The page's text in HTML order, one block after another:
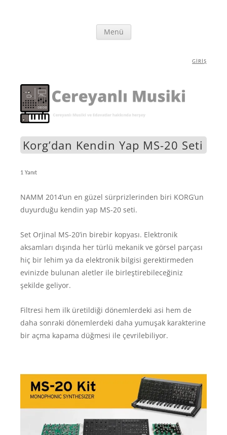
Cereyanlı Musiki
Synthesizer ve Elektronik Müzik Ekipmanları hakkında herşey
Menü
GIRIŞ
Korg’dan Kendin Yap MS-20 Seti
1 Yanıt
NAMM 2014’un en güzel sürprizlerinden biri KORG’un
duyurduğu kendin yap MS-20 seti.
Set Orjinal MS-20’in birebir kopyası. Elektronik
aksamları dışında her türlü mekanik ve görsel parçası
hiç bir lehim ya da elektronik bilgisi gerektirmeden
evinizde bulunan aletler ile birleştirebileceğiniz
şekilde geliyor.
Filtresi hem ilk üretildiği dönemlerdeki asi hem de
daha sonraki dönemlerdeki daha yumuşak karakterine
bir açma kapama düğmesi ile çevrilebiliyor.